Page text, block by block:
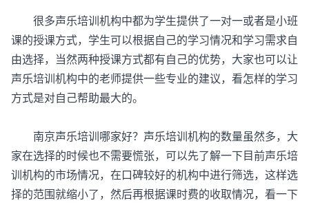
很多声乐培训机构中都为学生提供了一对一或者是小班
课的授课方式，学生可以根据自己的学习情况和学习需求自
由选择，当然两种授课方式都有自己的优势，大家也可以让
声乐培训机构中的老师提供一些专业的建议，看怎样的学习
方式是对自己帮助最大的。
南京声乐培训哪家好？声乐培训机构的数量虽然多，大
家在选择的时候也不需要慌张，可以先了解一下目前声乐培
训机构的市场情况，在口碑较好的机构中进行筛选，这样选
择的范围就缩小了，然后再根据课时费的收取情况，看一下